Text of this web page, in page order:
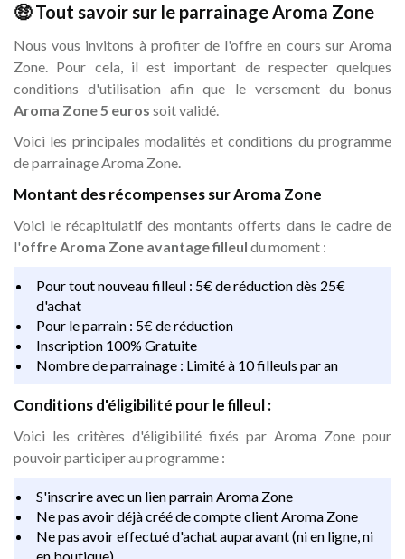
🤑 Tout savoir sur le parrainage Aroma Zone
Nous vous invitons à profiter de l'offre en cours sur Aroma
Zone. Pour cela, il est important de respecter quelques
conditions d'utilisation afin que le versement du bonus
Aroma Zone 5 euros soit validé.
Voici les principales modalités et conditions du programme
de parrainage Aroma Zone.
Montant des récompenses sur Aroma Zone
Voici le récapitulatif des montants offerts dans le cadre de
l'offre Aroma Zone avantage filleul du moment :
Pour tout nouveau filleul : 5€ de réduction dès 25€
d'achat
Pour le parrain : 5€ de réduction
Inscription 100% Gratuite
Nombre de parrainage : Limité à 10 filleuls par an
Conditions d'éligibilité pour le filleul :
Voici les critères d'éligibilité fixés par Aroma Zone pour
pouvoir participer au programme :
S'inscrire avec un lien parrain Aroma Zone
Ne pas avoir déjà créé de compte client Aroma Zone
Ne pas avoir effectué d'achat auparavant (ni en ligne, ni